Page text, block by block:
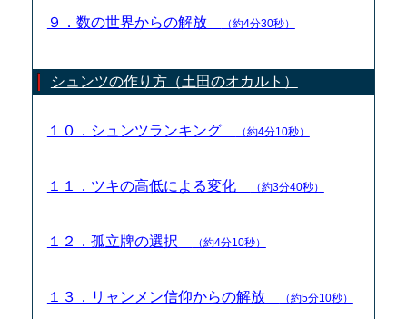
９．数の世界からの解放 （約4分30秒）
シュンツの作り方（土田のオカルト）
１０．シュンツランキング （約4分10秒）
１１．ツキの高低による変化 （約3分40秒）
１２．孤立牌の選択 （約4分10秒）
１３．リャンメン信仰からの解放 （約5分10秒）